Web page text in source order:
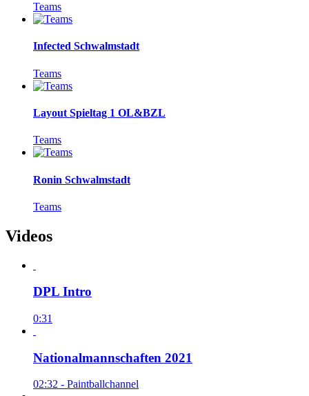
Teams
Infected Schwalmstadt
Teams
Layout Spieltag 1 OL&BZL
Teams
Ronin Schwalmstadt
Teams
Videos
DPL Intro
0:31
Nationalmannschaften 2021
02:32 - Paintballchannel